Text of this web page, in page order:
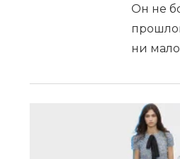
Он не
ни